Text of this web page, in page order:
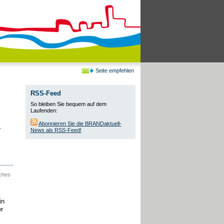
Seite empfehlen
RSS-Feed
So bleiben Sie bequem auf dem
Laufenden:
Abonnieren Sie die BRANDaktuell-
News als RSS-Feed!